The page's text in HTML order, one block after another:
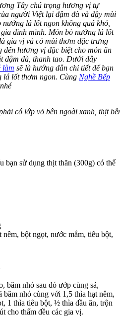
Tây chú trọng hương vị tự
người Việt lại đậm đà và dậy mùi
lá lốt ngon không quá khó,
đình mình. Món bò nướng lá lốt
gia vị và có mùi thơm đặc trưng
hương vị đặc biệt cho món ăn
đậm đà, thanh tao. Dưới đây
làm sẽ là hướng dẫn chi tiết để bạn
lá lốt thơm ngon. Cùng Nghề Bếp
có lớp vỏ bên ngoài xanh, thịt
bạn sử dụng thịt thăn (300g) có thể
bột ngọt, nước mắm, tiêu bột,
băm nhỏ sau đó ướp cùng sả,
nhỏ cùng với 1,5 thìa hạt nêm,
1 thìa tiêu bột, ½ thìa dầu ăn, trộn
cho thấm đều các gia vị.